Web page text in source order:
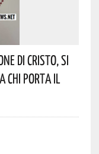
Di Cristo, Si
Chi Porta Il